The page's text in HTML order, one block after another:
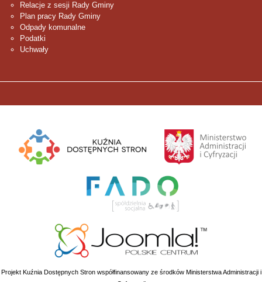
Relacje z sesji Rady Gminy
Plan pracy Rady Gminy
Odpady komunalne
Podatki
Uchwały
Projekt Kuźnia Dostępnych Stron współfinansowany ze środków Ministerstwa Administracji i